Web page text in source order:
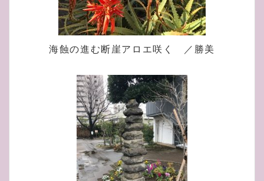
海蝕の進む断崖アロエ咲く ／勝美